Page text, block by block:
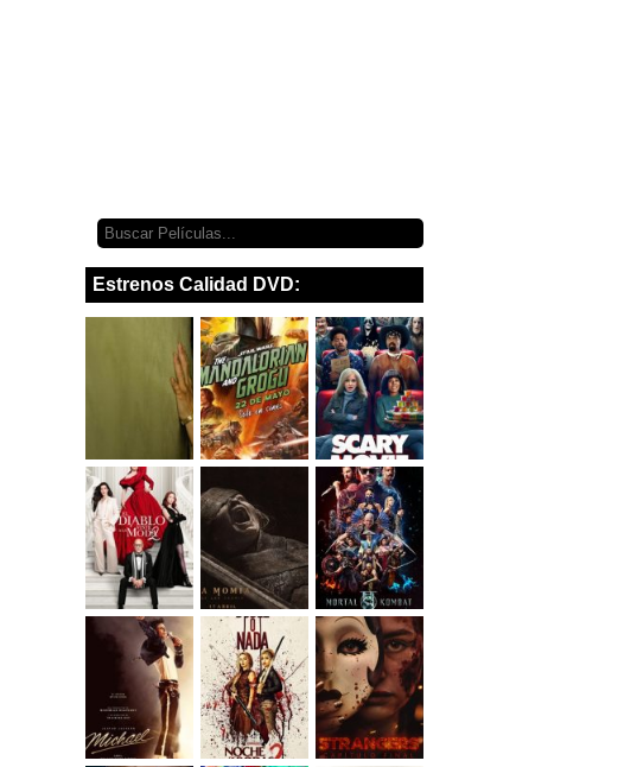
Estrenos Calidad DVD: